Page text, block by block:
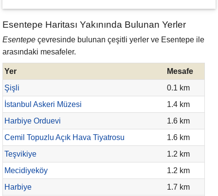
Esentepe Haritası Yakınında Bulunan Yerler
Esentepe çevresinde bulunan çeşitli yerler ve Esentepe ile
arasındaki mesafeler.
Yer
Mesafe
Şişli
0.1 km
İstanbul Askeri Müzesi
1.4 km
Harbiye Orduevi
1.6 km
Cemil Topuzlu Açık Hava Tiyatrosu
1.6 km
Teşvikiye
1.2 km
Mecidiyeköy
1.2 km
Harbiye
1.7 km